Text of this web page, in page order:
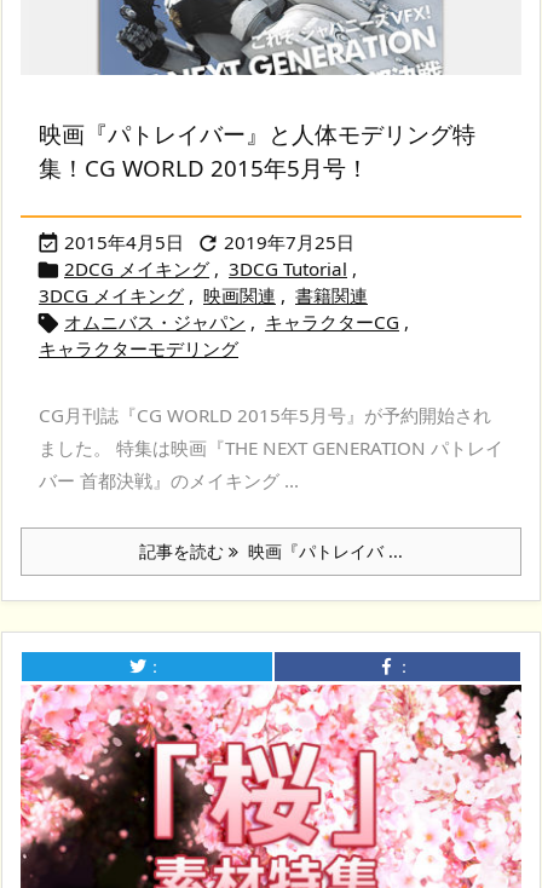
映画『パトレイバー』と人体モデリング特
集！CG WORLD 2015年5月号！
 2015年4月5日  2019年7月25日
 2DCG メイキング , 3DCG Tutorial ,
3DCG メイキング , 映画関連 , 書籍関連
 オムニバス・ジャパン , キャラクターCG ,
キャラクターモデリング
CG月刊誌『CG WORLD 2015年5月号』が予約開始され
ました。 特集は映画『THE NEXT GENERATION パトレイ
バー 首都決戦』のメイキング ...
記事を読む 映画『パトレイバ ...
： ：